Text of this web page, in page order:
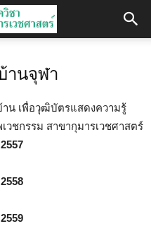
านจุฬา
น เพื่อวุฒิบัตรแสดงความรู้
ชกรรม สาขากุมารเวชศาสตร์